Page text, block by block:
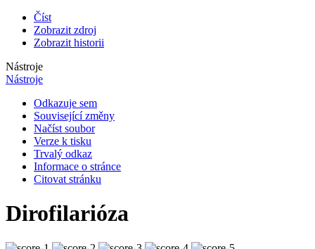
Číst
Zobrazit zdroj
Zobrazit historii
Nástroje
Nástroje
Odkazuje sem
Související změny
Načíst soubor
Verze k tisku
Trvalý odkaz
Informace o stránce
Citovat stránku
Dirofilarióza